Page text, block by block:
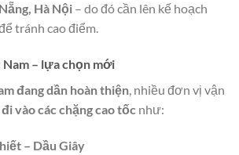
Hà Nội – do đó cần lên kế hoạch
tránh cao điểm.
– lựa chọn mới
đang dần hoàn thiện, nhiều đơn vị vận
đi vào các chặng cao tốc như:
– Dầu Giây